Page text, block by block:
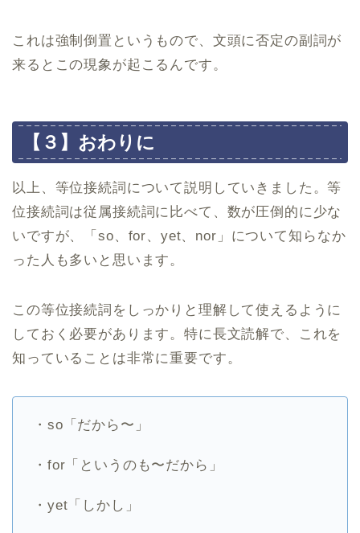
これは強制倒置というもので、文頭に否定の副詞が
来るとこの現象が起こるんです。
【３】おわりに
以上、等位接続詞について説明していきました。等
位接続詞は従属接続詞に比べて、数が圧倒的に少な
いですが、「so、for、yet、nor」について知らなか
った人も多いと思います。
この等位接続詞をしっかりと理解して使えるように
しておく必要があります。特に長文読解で、これを
知っていることは非常に重要です。
・so「だから〜」
・for「というのも〜だから」
・yet「しかし」